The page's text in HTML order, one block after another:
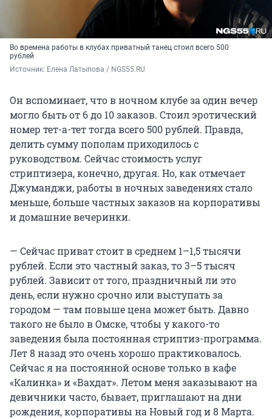
Во времена работы в клубах приватный танец стоил всего 500
рублей
Источник: Елена Латыпова / NGS55.RU
Он вспоминает, что в ночном клубе за один вечер
могло быть от 6 до 10 заказов. Стоил эротический
номер тет-а-тет тогда всего 500 рублей. Правда,
делить сумму пополам приходилось с
руководством. Сейчас стоимость услуг
стриптизера, конечно, другая. Но, как отмечает
Джуманджи, работы в ночных заведениях стало
меньше, больше частных заказов на корпоративы
и домашние вечеринки.
— Сейчас приват стоит в среднем 1–1,5 тысячи
рублей. Если это частный заказ, то 3–5 тысяч
рублей. Зависит от того, праздничный ли это
день, если нужно срочно или выступать за
городом — там повыше цена может быть. Давно
такого не было в Омске, чтобы у какого-то
заведения была постоянная стриптиз-программа.
Лет 8 назад это очень хорошо практиковалось.
Сейчас я на постоянной основе только в кафе
«Калинка» и «Вахдат». Летом меня заказывают на
девичники часто, бывает, приглашают на дни
рождения, корпоративы на Новый год и 8 Марта.